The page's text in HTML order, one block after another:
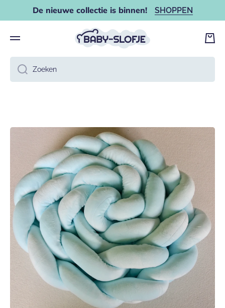
DOORGAAN NAAR ARTIKEL
De nieuwe collectie is binnen! SHOPPEN
Zoeken
Ga naar productinformatie